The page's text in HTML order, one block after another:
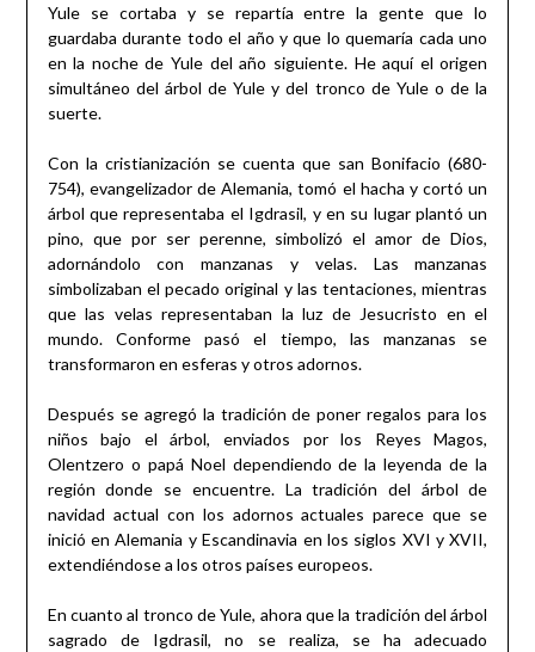
Yule se cortaba y se repartía entre la gente que lo
guardaba durante todo el año y que lo quemaría cada uno
en la noche de Yule del año siguiente. He aquí el origen
simultáneo del árbol de Yule y del tronco de Yule o de la
suerte.
Con la cristianización se cuenta que san Bonifacio (680-
754), evangelizador de Alemania, tomó el hacha y cortó un
árbol que representaba el Igdrasil, y en su lugar plantó un
pino, que por ser perenne, simbolizó el amor de Dios,
adornándolo con manzanas y velas. Las manzanas
simbolizaban el pecado original y las tentaciones, mientras
que las velas representaban la luz de Jesucristo en el
mundo. Conforme pasó el tiempo, las manzanas se
transformaron en esferas y otros adornos.
Después se agregó la tradición de poner regalos para los
niños bajo el árbol, enviados por los Reyes Magos,
Olentzero o papá Noel dependiendo de la leyenda de la
región donde se encuentre. La tradición del árbol de
navidad actual con los adornos actuales parece que se
inició en Alemania y Escandinavia en los siglos XVI y XVII,
extendiéndose a los otros países europeos.
En cuanto al tronco de Yule, ahora que la tradición del árbol
sagrado de Igdrasil, no se realiza, se ha adecuado